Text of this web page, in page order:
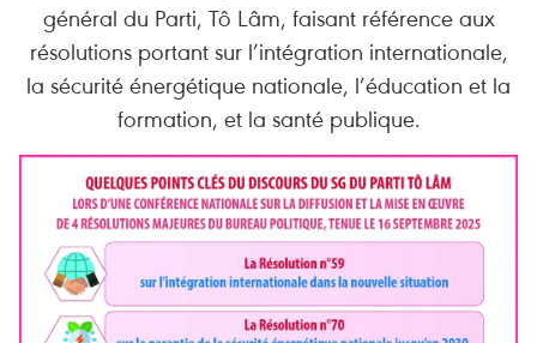
général du Parti, Tô Lâm, faisant référence aux
résolutions portant sur l’intégration internationale,
la sécurité énergétique nationale, l’éducation et la
formation, et la santé publique.